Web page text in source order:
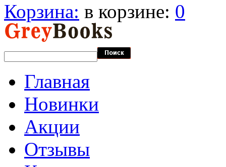
Корзина: в корзине: 0
Главная
Новинки
Акции
Отзывы